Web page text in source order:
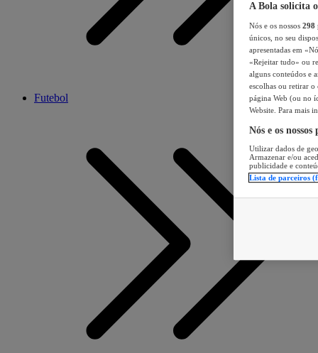
Futebol
A Bola solicita
Nós e os nossos 298
únicos, no seu
apresentadas em
«Rejeitar tudo» ou
alguns conteúdos e
escolhas ou retirar
página Web (ou no
Website. Para mais
Nós e os
Utilizar dados de
Armazenar e/ou
publicidade e
Lista de parceiros